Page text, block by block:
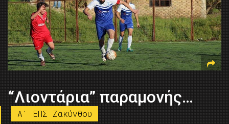
“Λιοντάρια” παραμονής…
A' ΕΠΣ Ζακύνθου